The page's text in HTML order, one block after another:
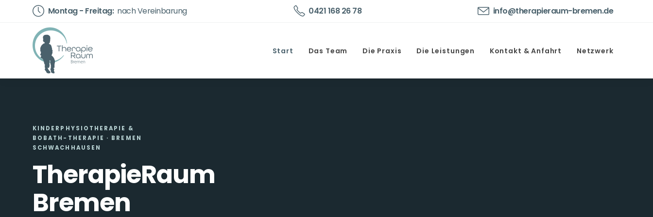
Montag - Freitag:nach Vereinbarung 0421 168 26 78 info@therapieraum-bremen.de
Start Das Team Die Praxis Die Leistungen Kontakt & Anfahrt Netzwerk
KINDERPHYSIOTHERAPIE &
BOBATH-THERAPIE · BREMEN
SCHWACHHAUSEN
TherapieRaum
Bremen